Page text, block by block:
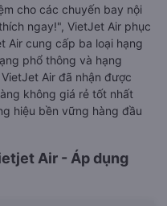
cho các chuyến bay nội
ngay!", VietJet Air phục
Air cung cấp ba loại hạng
phổ thông và hạng
Air đã nhận được
không giá rẻ tốt nhất
hiệu bền vững hàng đầu
Air - Áp dụng